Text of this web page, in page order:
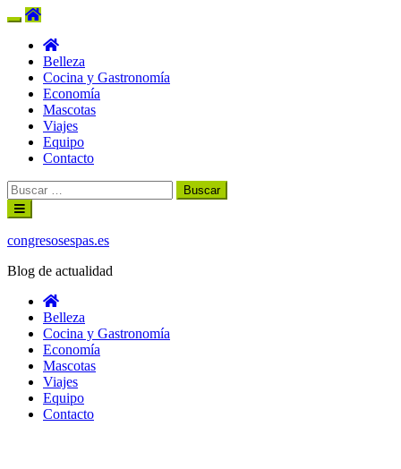
Belleza
Cocina y Gastronomía
Economía
Mascotas
Viajes
Equipo
Contacto
Buscar:
Ir
al
contenido
congresosespas.es
Blog de actualidad
Belleza
Cocina y Gastronomía
Economía
Mascotas
Viajes
Equipo
Contacto